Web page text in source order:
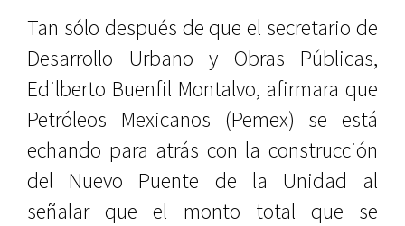
Tan sólo después de que el secretario de
Desarrollo Urbano y Obras Públicas,
Edilberto Buenfil Montalvo, afirmara que
Petróleos Mexicanos (Pemex) se está
echando para atrás con la construcción
del Nuevo Puente de la Unidad al
señalar que el monto total que se